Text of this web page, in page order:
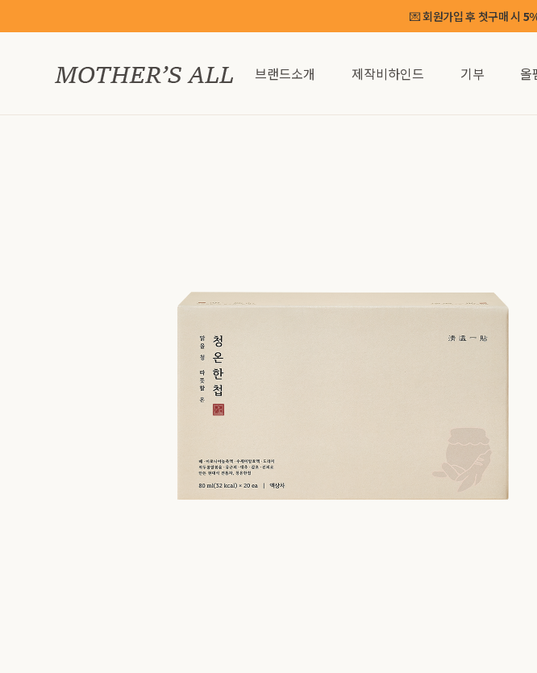
💌 회원가입 후 첫구매 시
브랜드소개 제작비하인드 기부 올